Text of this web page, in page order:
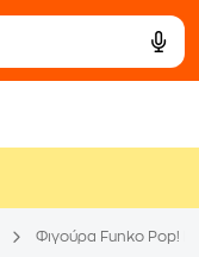
Φιγούρα Funko Pop!